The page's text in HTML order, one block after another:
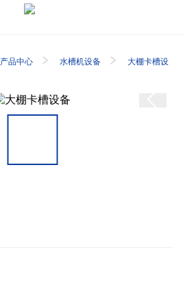
产品中心 水槽机设备
大棚卡槽设